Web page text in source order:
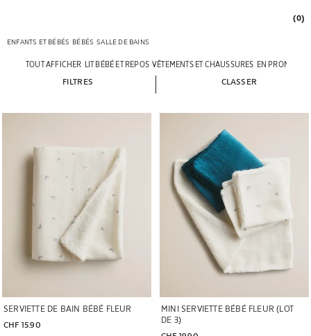
(0)
ENFANTS ET BÉBÉS BÉBÉS SALLE DE BAINS
TOUT AFFICHER LIT BÉBÉ ET REPOS VÊTEMENTS ET CHAUSSURES EN
FILTRES CLASSER
SERVIETTE DE BAIN BÉBÉ FLEUR
CHF 15.90
Image changée en 1 de 5
MINI SERVIETTE BÉBÉ FLEUR (LOT
DE 3)
Image changée en 1 de 5